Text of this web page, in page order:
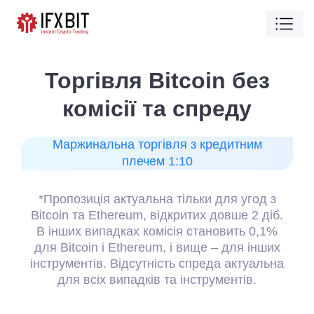
без
для угод з
довше 2 діб.
0,1%
– для інших
актуальна
поповнити
будь-якої точки
на будь-якому пристрої для
Трейдинг на світових ринках
режимі 24/7
Відкрити рахунок